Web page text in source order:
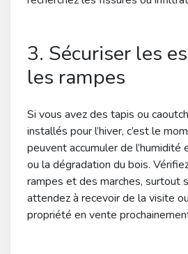
3. Sécuriser les
les rampes
Si vous avez des tapis ou
installés pour l’hiver, c’est le
peuvent accumuler de
ou la dégradation du bois.
rampes et des marches, surtout
attendez à recevoir de la visite
propriété en vente